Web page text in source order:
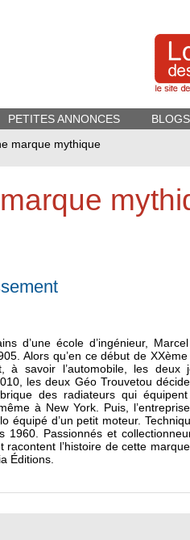
PETITES ANNONCES
marque mythique
d’une école d’ingénieur,
Alors qu’en ce début de
à savoir l’automobile, les deux
les deux Géo Trouvetou
des radiateurs qui
à New York. Puis,
équipé d’un petit moteur.
1960. Passionnés et
racontent l’histoire de cette
Éditions.